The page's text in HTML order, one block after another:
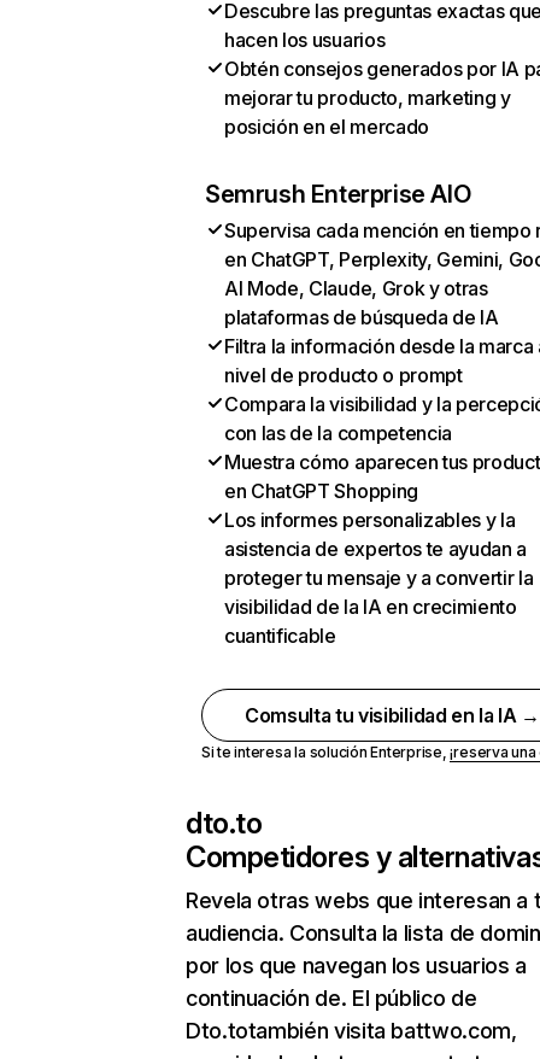
Descubre las preguntas exactas
hacen los usuarios
Obtén consejos generados por IA
mejorar tu producto, marketing y
posición en el mercado
Semrush Enterprise AIO
Supervisa cada mención en tiempo
en ChatGPT, Perplexity, Gemini,
AI Mode, Claude, Grok y otras
plataformas de búsqueda de IA
Filtra la información desde la marca
nivel de producto o prompt
Compara la visibilidad y la
con las de la competencia
Muestra cómo aparecen tus
en ChatGPT Shopping
Los informes personalizables y la
asistencia de expertos te ayudan a
proteger tu mensaje y a convertir la
visibilidad de la IA en crecimiento
cuantificable
Comsulta tu visibilidad en la IA →
Si te interesa la solución Enterprise,¡reserva
dto.to
Competidores y
Revela otras webs que interesan a
audiencia. Consulta la lista de
por los que navegan los usuarios a
continuación de. El público de
Dto.totambién visita battwo.com,